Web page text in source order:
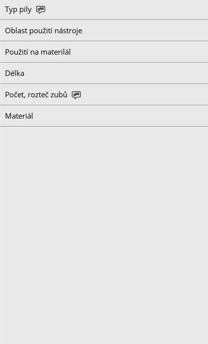
Typ pily
Oblast použití nástroje
Použití na materilál
Délka
Počet, rozteč zubů
Materiál